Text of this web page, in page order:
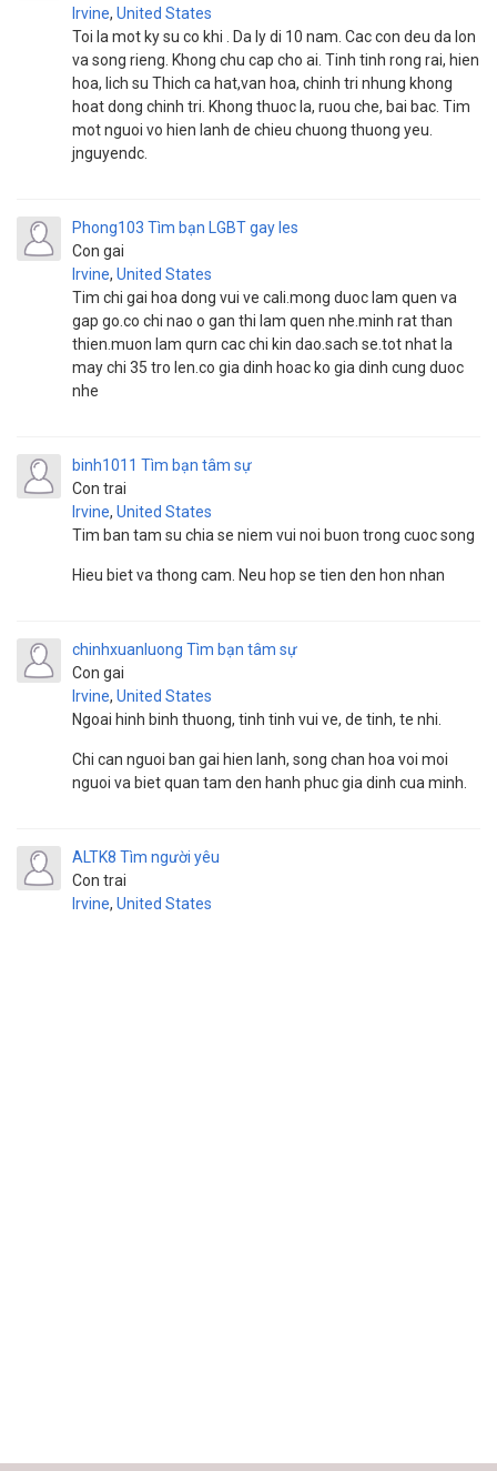
Irvine, United States
Toi la mot ky su co khi . Da ly di 10 nam. Cac con deu da lon
va song rieng. Khong chu cap cho ai. Tinh tinh rong rai, hien
hoa, lich su Thich ca hat,van hoa, chinh tri nhung khong
hoat dong chinh tri. Khong thuoc la, ruou che, bai bac. Tim
mot nguoi vo hien lanh de chieu chuong thuong yeu.
jnguyendc.
Phong103
Con gai
Irvine, United States
Tìm bạn LGBT gay les
Tim chi gai hoa dong vui ve cali.mong duoc lam quen va
gap go.co chi nao o gan thi lam quen nhe.minh rat than
thien.muon lam qurn cac chi kin dao.sach se.tot nhat la
may chi 35 tro len.co gia dinh hoac ko gia dinh cung duoc
nhe
binh1011
Con trai
Irvine, United States
Tìm bạn tâm sự
Tim ban tam su chia se niem vui noi buon trong cuoc song
Hieu biet va thong cam. Neu hop se tien den hon nhan
chinhxuanluong
Con gai
Irvine, United States
Tìm bạn tâm sự
Ngoai hinh binh thuong, tinh tinh vui ve, de tinh, te nhi.
Chi can nguoi ban gai hien lanh, song chan hoa voi moi
nguoi va biet quan tam den hanh phuc gia dinh cua minh.
ALTK8
Con trai
Irvine, United States
Tìm người yêu